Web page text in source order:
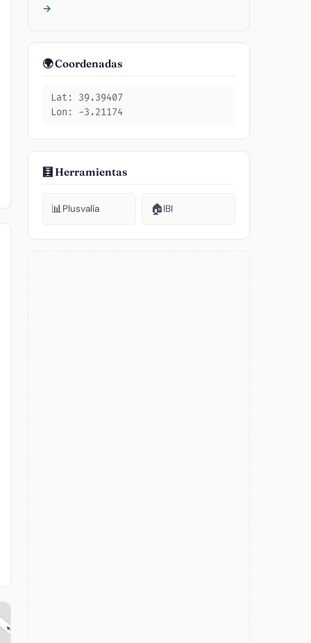
→
🌍 Coordenadas
Lat: 39.39407
Lon: -3.21174
🧮 Herramientas
📊Plusvalía 🏠IBI